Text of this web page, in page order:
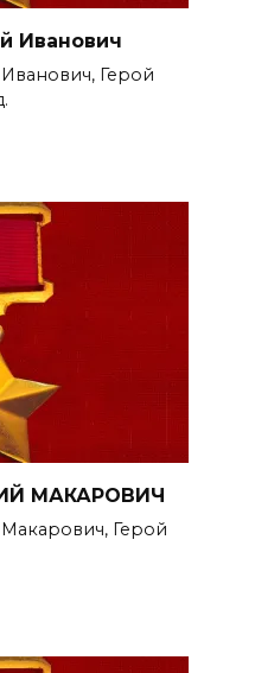
Иванович
Герой
МАКАРОВИЧ
Герой